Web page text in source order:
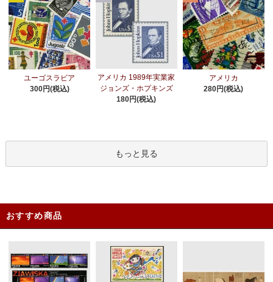
ユーゴスラビア
300円(税込)
アメリカ 1989年実業家
ジョンズ・ホプキンズ
180円(税込)
アメリカ
280円(税込)
もっと見る
おすすめ商品